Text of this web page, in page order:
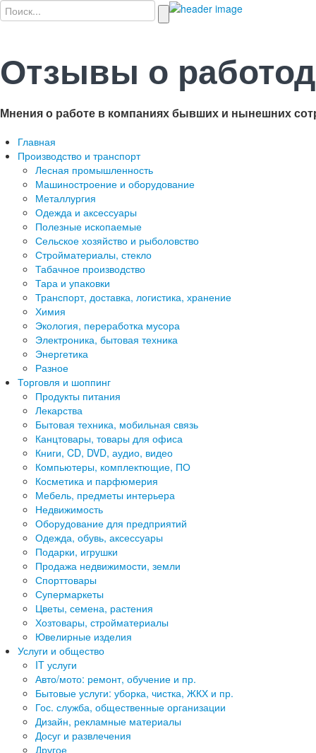
Отзывы о
Мнения о работе в компаниях бывших и нынешних
Главная
Производство и транспорт
Лесная промышленность
Машиностроение и оборудование
Металлургия
Одежда и аксессуары
Полезные ископаемые
Сельское хозяйство и рыболовство
Стройматериалы, стекло
Табачное производство
Тара и упаковки
Транспорт, доставка, логистика, хранение
Химия
Экология, переработка мусора
Электроника, бытовая техника
Энергетика
Разное
Торговля и шоппинг
Продукты питания
Лекарства
Бытовая техника, мобильная связь
Канцтовары, товары для офиса
Книги, CD, DVD, аудио, видео
Компьютеры, комплектющие, ПО
Косметика и парфюмерия
Мебель, предметы интерьера
Недвижимость
Оборудование для предприятий
Одежда, обувь, аксессуары
Подарки, игрушки
Продажа недвижимости, земли
Спорттовары
Супермаркеты
Цветы, семена, растения
Хозтовары, стройматериалы
Ювелирные изделия
Услуги и общество
IT услуги
Авто/мото: ремонт, обучение и пр.
Бытовые услуги: уборка, чистка, ЖКХ и пр.
Гос. служба, общественные организации
Дизайн, рекламные материалы
Досуг и развлечения
Другое